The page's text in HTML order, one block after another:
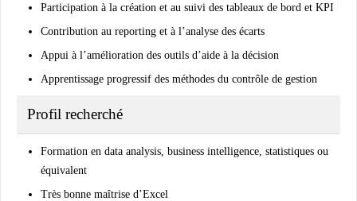
Participation à la création et au suivi des tableaux de bord et KPI
Contribution au reporting et à l’analyse des écarts
Appui à l’amélioration des outils d’aide à la décision
Apprentissage progressif des méthodes du contrôle de gestion
Profil recherché
Formation en data analysis, business intelligence, statistiques ou
équivalent
Très bonne maîtrise d’Excel